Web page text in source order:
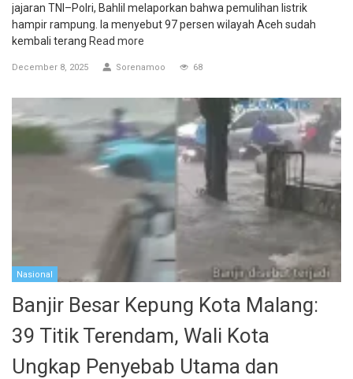
jajaran TNI–Polri, Bahlil melaporkan bahwa pemulihan listrik
hampir rampung. Ia menyebut 97 persen wilayah Aceh sudah
kembali terang Read more
December 8, 2025 Sorenamoo 68
Nasional
Banjir Besar Kepung Kota Malang:
39 Titik Terendam, Wali Kota
Ungkap Penyebab Utama dan